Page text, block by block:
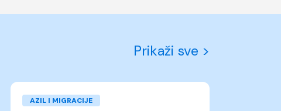
Prikaži sve >
AZIL I MIGRACIJE